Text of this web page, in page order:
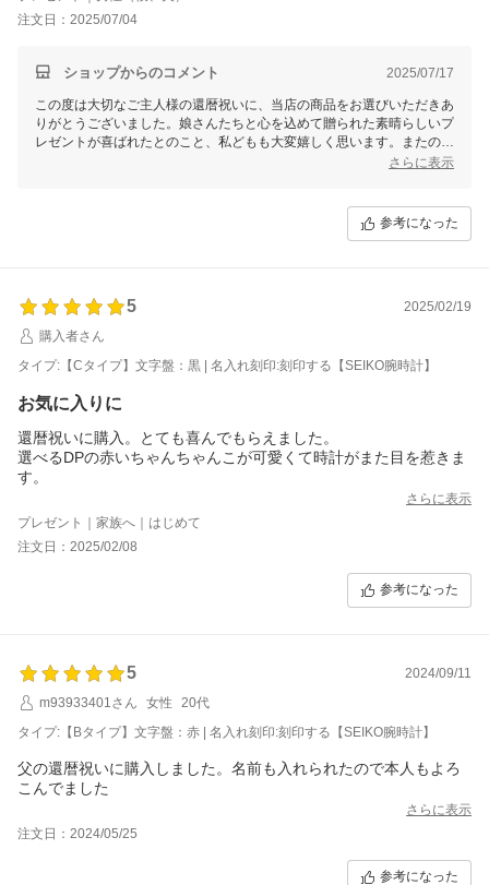
注文日：2025/07/04
ショップからのコメント 2025/07/17
この度は大切なご主人様の還暦祝いに、当店の商品をお選びいただきあ
りがとうございました。娘さんたちと心を込めて贈られた素晴らしいプ
レゼントが喜ばれたとのこと、私どもも大変嬉しく思います。またのご
利用を心よりお待ちしております。素敵なレビューをありがとうござい
さらに表示
参考になった
5
2025/02/19
購入者さん
タイプ:【Cタイプ】文字盤：黒 | 名入れ刻印:刻印する【SEIKO腕時計】
お気に入りに
還暦祝いに購入。とても喜んでもらえました。
選べるDPの赤いちゃんちゃんこが可愛くて時計がまた目を惹きま
す。
さらに表示
プレゼント｜家族へ｜はじめて
注文日：2025/02/08
参考になった
5
2024/09/11
m93933401さん
女性
20代
タイプ:【Bタイプ】文字盤：赤 | 名入れ刻印:刻印する【SEIKO腕時計】
父の還暦祝いに購入しました。名前も入れられたので本人もよろ
こんでました
さらに表示
注文日：2024/05/25
参考になった